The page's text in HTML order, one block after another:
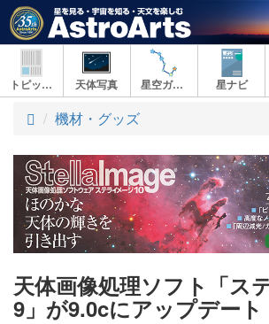
トピックス 天体写真 星空ガイド 星ナビ
ト
プ
機材・グッズ
天体画像処理ソフト「ス
9」が9.0cにアップデート